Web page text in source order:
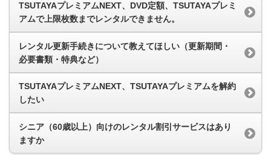
TSUTAYAプレミアムNEXT、DVD定額、TSUTAYAプレミ
アムで上限枚数までレンタルできません。
レンタル更新手続きについて教えてほしい（更新期間・
必要書類・特典など）
TSUTAYAプレミアムNEXT、TSUTAYAプレミアムを解約
したい
シニア（60歳以上）向けのレンタル割引サービスはあり
ますか